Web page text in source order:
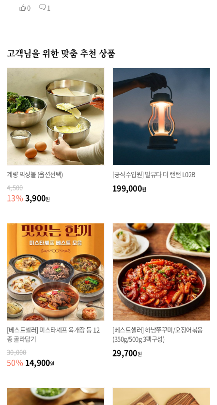
0 1
고객님을 위한 맞춤 추천 상품
계량 믹싱볼 (옵션선택)
4,500
13% 3,900원
[공식수입원] 발뮤다 더 랜턴 L02B
199,000원
[베스트셀러] 미스타셰프 육개장 등 12
종 골라담기
30,000
50% 14,900원
[베스트셀러] 하남쭈꾸미/오징어볶음
(350g/500g 3팩구성)
29,700원